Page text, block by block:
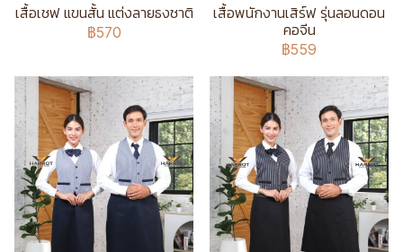
เสื้อเชฟ แขนสั้น แต่งลายธงชาติ
฿570
เสื้อพนักงานเสิร์ฟ รุ่นลอนดอน
คอจีน
฿559